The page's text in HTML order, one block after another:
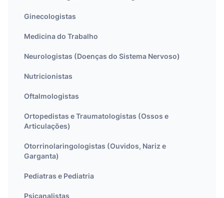
Ginecologistas
Medicina do Trabalho
Neurologistas (Doenças do Sistema Nervoso)
Nutricionistas
Oftalmologistas
Ortopedistas e Traumatologistas (Ossos e
Articulações)
Otorrinolaringologistas (Ouvidos, Nariz e
Garganta)
Pediatras e Pediatria
Psicanalistas